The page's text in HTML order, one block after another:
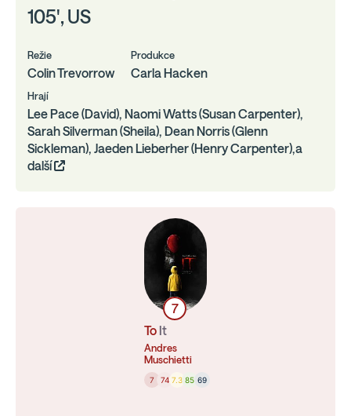
105', US
Režie
Colin Trevorrow
Produkce
Carla Hacken
Hrají
Lee Pace (David), Naomi Watts (Susan Carpenter),
Sarah Silverman (Sheila), Dean Norris (Glenn
Sickleman), Jaeden Lieberher (Henry Carpenter),a
další
7
To It
Andres
Muschietti
7 74 7.3 85 69